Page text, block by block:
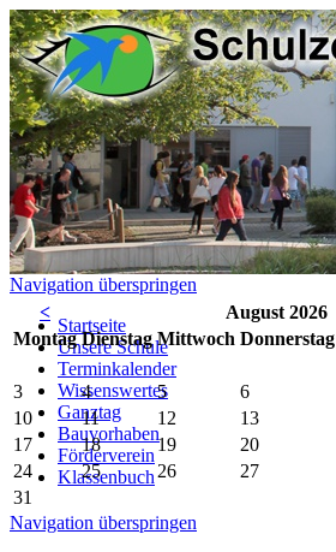
Navigation überspringen
Startseite
Unsere Schule
Terminkalender
Wissenswertes
Ganztag
Bauvorhaben
Förderverein
Klassenbuch
< August 2026
Montag Dienstag Mittwoch Donnerstag
3
4 5 6
10
11 12 13
17
18 19 20
24
25 26 27
31
Navigation überspringen